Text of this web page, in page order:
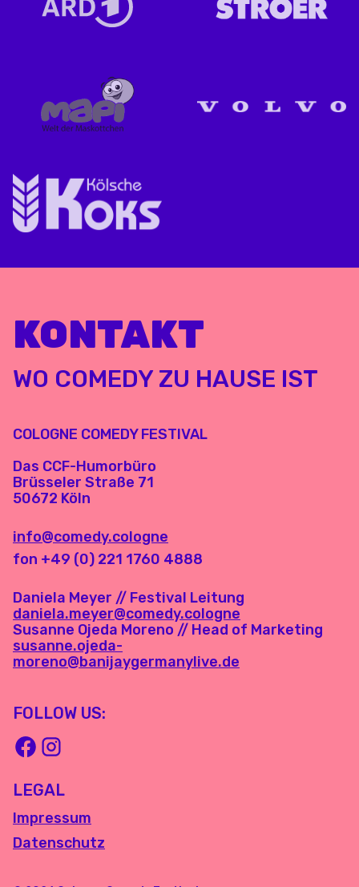
KONTAKT
WO COMEDY ZU HAUSE IST
COLOGNE COMEDY FESTIVAL
Das CCF-Humorbüro
Brüsseler Straße 71
50672 Köln
info@comedy.cologne
fon +49 (0) 221 1760 4888
Daniela Meyer // Festival Leitung
daniela.meyer@comedy.cologne
Susanne Ojeda Moreno // Head of Marketing
susanne.ojeda-
moreno@banijaygermanylive.de
FOLLOW US:
LEGAL
Impressum
Datenschutz